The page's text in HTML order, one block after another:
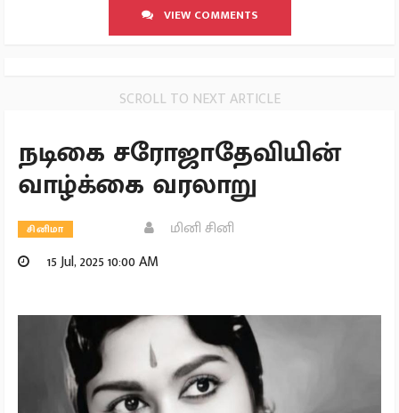
VIEW COMMENTS
SCROLL TO NEXT ARTICLE
நடிகை சரோஜாதேவியின்
வாழ்க்கை வரலாறு
சினிமா
மினி சினி
15 Jul, 2025 10:00 AM